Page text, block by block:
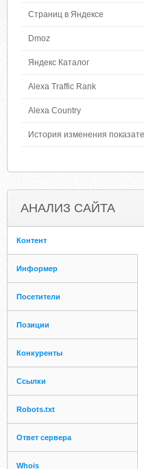
Страниц в Яндексе
Dmoz
Яндекс Каталог
Alexa Traffic Rank
Alexa Country
История изменения
АНАЛИЗ САЙТА
Контент
Информер
Посетители
Позиции
Конкуренты
Ссылки
Robots.txt
Ответ сервера
Whois